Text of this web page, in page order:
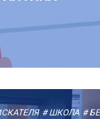
# ШКОЛА #